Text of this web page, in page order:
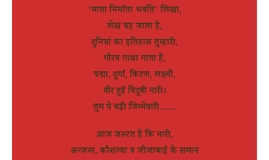
‘माता निर्माता भवति’ लिखा,
लेख यह जाता है,
दुनियां का इतिहास तुम्हारी,
गौरव गाथा गाता है,
पद्मा, दुर्गा, किरण, लक्ष्मी,
वीर हुई विदुषी नारी।
तुम पे बड़ी जिम्मेवारी……
आज जरुरत है कि नारी,
अन्जना, कौशल्या व जीजाबाई के समान